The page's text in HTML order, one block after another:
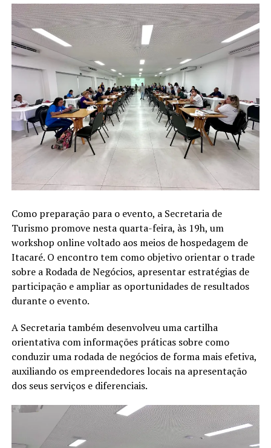
Como preparação para o evento, a Secretaria de
Turismo promove nesta quarta-feira, às 19h, um
workshop online voltado aos meios de hospedagem de
Itacaré. O encontro tem como objetivo orientar o trade
sobre a Rodada de Negócios, apresentar estratégias de
participação e ampliar as oportunidades de resultados
durante o evento.
A Secretaria também desenvolveu uma cartilha
orientativa com informações práticas sobre como
conduzir uma rodada de negócios de forma mais efetiva,
auxiliando os empreendedores locais na apresentação
dos seus serviços e diferenciais.